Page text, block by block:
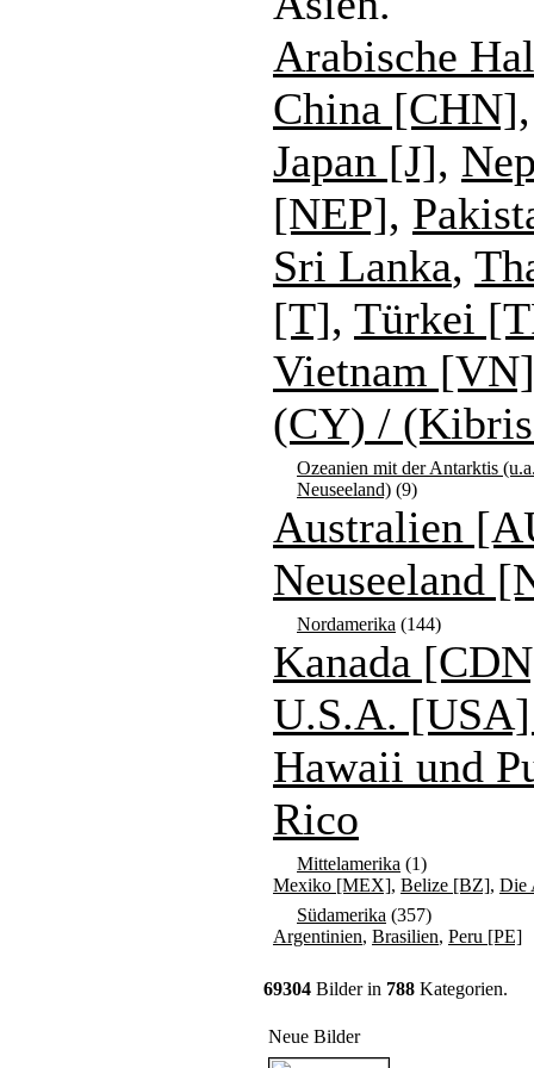
Arabische
China [CHN]
Japan [J],
[NEP],
Sri Lanka,
[T], Türkei
Vietnam [VN]
(CY) /
Ozeanien mit der Antarktis
Neuseeland) (9)
Australien
Neuseeland
Nordamerika (144)
Kanada
U.S.A.
Hawaii und
Rico
Mittelamerika (1)
Mexiko [MEX], Belize [BZ], Die
Südamerika (357)
Argentinien, Brasilien, Peru [PE]
69304 Bilder in 788 Kategorien.
Neue Bilder